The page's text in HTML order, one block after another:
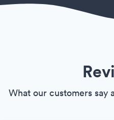
What our customers say